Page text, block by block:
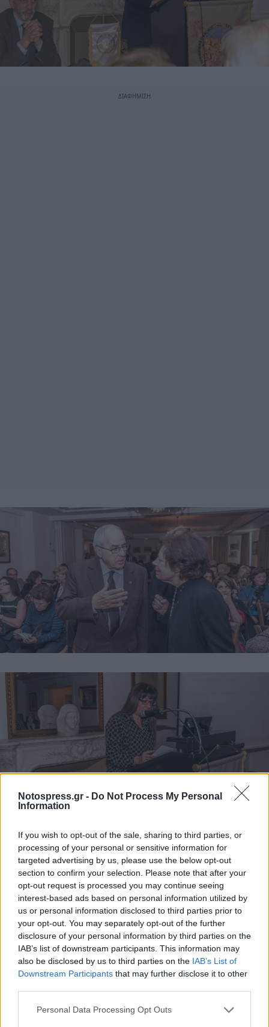
Notospress.gr - Do Not Process My Personal
Information
If you wish to opt-out of the sale, sharing to third parties, or
processing of your personal or sensitive information for
targeted advertising by us, please use the below opt-out
section to confirm your selection. Please note that after your
opt-out request is processed you may continue seeing
interest-based ads based on personal information utilized by
us or personal information disclosed to third parties prior to
your opt-out. You may separately opt-out of the further
disclosure of your personal information by third parties on the
IAB’s list of downstream participants. This information may
also be disclosed by us to third parties on the IAB’s List of
Downstream Participants that may further disclose it to other
Personal Data Processing Opt Outs